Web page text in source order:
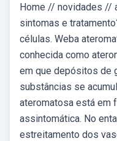
Home // novidades //
sintomas e
células. Weba
conhecida como
em que depósitos de
substâncias se
ateromatosa está em
assintomática. No
estreitamento dos